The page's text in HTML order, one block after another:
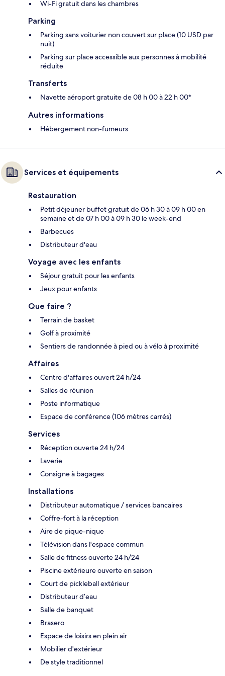
Wi-Fi gratuit dans les chambres
Parking
Parking sans voiturier non couvert sur place (10 USD par
nuit)
Parking sur place accessible aux personnes à mobilité
réduite
Transferts
Navette aéroport gratuite de 08 h 00 à 22 h 00*
Autres informations
Hébergement non-fumeurs
Services et équipements
Restauration
Petit déjeuner buffet gratuit de 06 h 30 à 09 h 00 en
semaine et de 07 h 00 à 09 h 30 le week-end
Barbecues
Distributeur d'eau
Voyage avec les enfants
Séjour gratuit pour les enfants
Jeux pour enfants
Que faire ?
Terrain de basket
Golf à proximité
Sentiers de randonnée à pied ou à vélo à proximité
Affaires
Centre d'affaires ouvert 24 h/24
Salles de réunion
Poste informatique
Espace de conférence (106 mètres carrés)
Services
Réception ouverte 24 h/24
Laverie
Consigne à bagages
Installations
Distributeur automatique / services bancaires
Coffre-fort à la réception
Aire de pique-nique
Télévision dans l'espace commun
Salle de fitness ouverte 24 h/24
Piscine extérieure ouverte en saison
Court de pickleball extérieur
Distributeur d’eau
Salle de banquet
Brasero
Espace de loisirs en plein air
Mobilier d'extérieur
De style traditionnel